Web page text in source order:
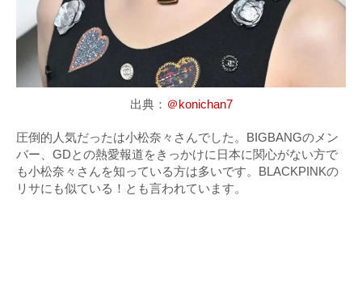
出典： ＠konichan7
圧倒的人気だったは小松奈々さんでした。BIGBANGのメン
バー、GDとの熱愛報道をきっかけに日本に関心がない方で
も小松奈々さんを知っている方は多いです。BLACKPINKの
リサにも似ている！とも言われています。